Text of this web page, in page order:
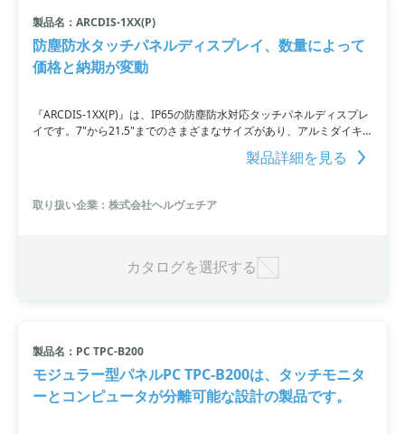
製品名：ARCDIS-1XX(P)
防塵防水タッチパネルディスプレイ、数量によって
価格と納期が変動
『ARCDIS-1XX(P)』は、IP65の防塵防水対応タッチパネルディスプレ
イです。7"から21.5"までのさまざまなサイズがあり、アルミダイキ
ャストシャーシとアルミヒートシンクを備えています。ファンレスで
ワイドレンジ電源入力が可能です。数量によっては価格と納期が変動
製品詳細を見る
取り扱い企業：株式会社ヘルヴェチア
カタログを選択する
製品名：PC TPC-B200
モジュラー型パネルPC TPC-B200は、タッチモニタ
ーとコンピュータが分離可能な設計の製品です。